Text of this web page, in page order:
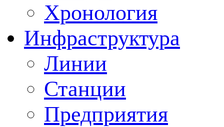
Хронология
Инфраструктура
Линии
Станции
Предприятия